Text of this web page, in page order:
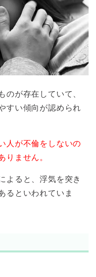
のが存在していて、
すい傾向が認められ
人が不倫をしないの
りません。
よると、浮気を突き
るといわれていま